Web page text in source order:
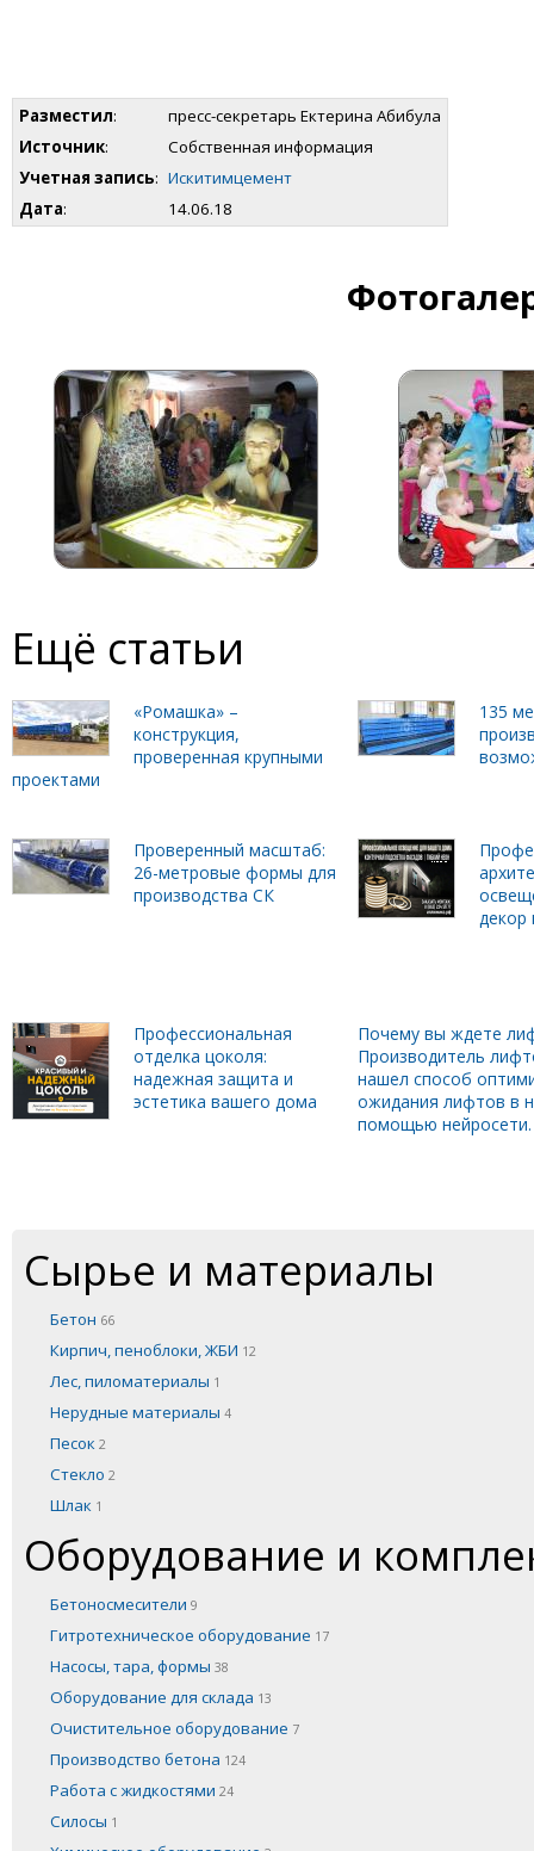
Разместил:
пресс-секретарь Ектерина Абибула
Источник:
Собственная информация
Учетная запись: Искитимцемент
Дата: 14.06.18
Ещё статьи
«Ромашка» –
конструкция,
проверенная крупными
проектами
135
Проверенный масштаб:
26-метровые формы для
производства СК
декор
Профессиональная
отделка цоколя:
надежная защита и
эстетика вашего дома
Почему вы ждете
Производитель
нашел способ
ожидания лифтов в
помощью нейросети.
Сырье и материалы
Бетон 66
Кирпич, пеноблоки, ЖБИ 12
Лес, пиломатериалы 1
Нерудные материалы 4
Песок 2
Стекло 2
Шлак 1
Оборудование и
Бетоносмесители 9
Гитротехническое оборудование 17
Насосы, тара, формы 38
Оборудование для склада 13
Очистительное оборудование 7
Производство бетона 124
Работа с жидкостями 24
Силосы 1